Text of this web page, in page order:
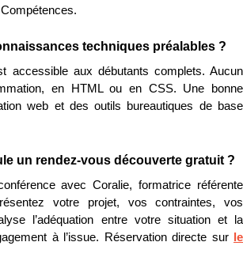
techniques préalables ?
accessible aux débutants complets. Aucun
en HTML ou en CSS. Une bonne
web et des outils bureautiques de base
un rendez-vous découverte gratuit ?
avec Coralie, formatrice référente
votre projet, vos contraintes, vos
l’adéquation entre votre situation et la
à l’issue. Réservation directe sur
le